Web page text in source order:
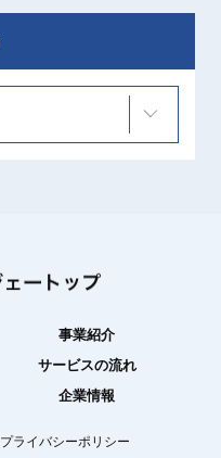
事業紹介
サービスの流れ
企業情報
プライバシーポリシー